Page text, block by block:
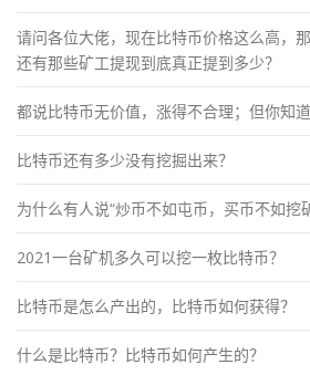
请问各位大佬，现在比特币价格这么高，
还有那些矿工提现到底真正提到多少？
都说比特币无价值，涨得不合理；但你知
比特币还有多少没有挖掘出来？
为什么有人说“炒币不如屯币，买币不如挖
2021一台矿机多久可以挖一枚比特币？
比特币是怎么产出的，比特币如何获得？
什么是比特币？比特币如何产生的？